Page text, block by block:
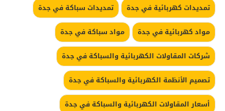
تمديدات كهربائية في جدة
تمديدات سباكة في جدة
مواد كهربائية في جدة
مواد سباكة في جدة
شركات المقاولات الكهربائية والسباكة في جدة
تصميم الأنظمة الكهربائية والسباكة في جدة
أسعار المقاولات الكهربائية والسباكة في جدة